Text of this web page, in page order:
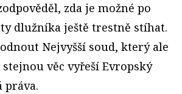
zda je možné po
dlužníka ještě trestně stíhat.
Nejvyšší soud, který ale
věc vyřeší Evropský
práva.